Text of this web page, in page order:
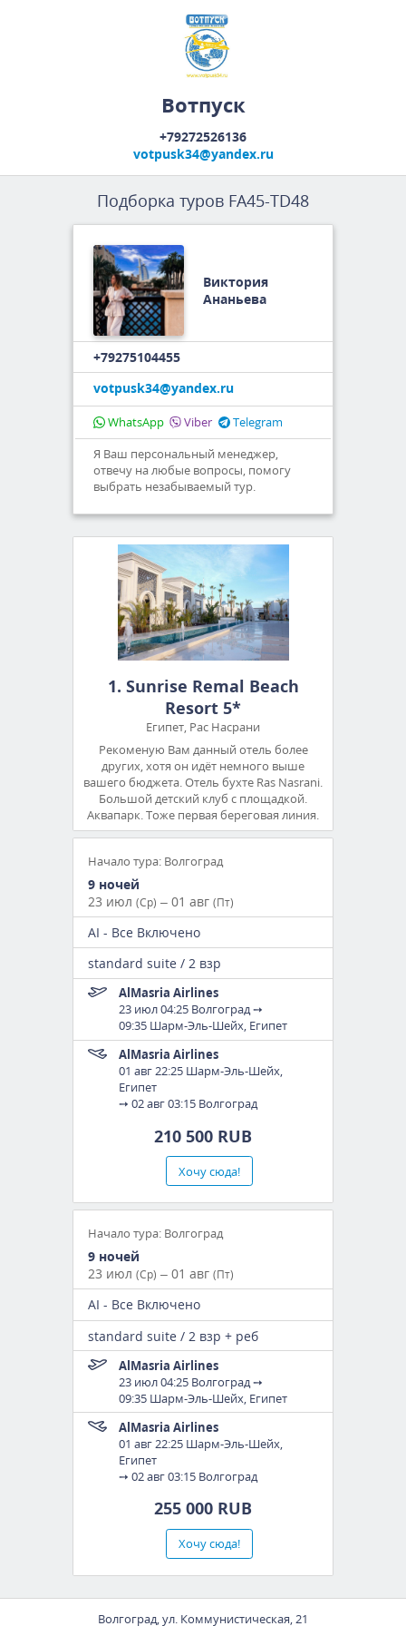
Вотпуск
+79272526136
votpusk34@yandex.ru
Подборка туров FA45-TD48
Виктория
Ананьева
+79275104455
votpusk34@yandex.ru
WhatsApp Viber
Telegram
Я Ваш персональный менеджер,
отвечу на любые вопросы, помогу
выбрать незабываемый тур.
1. Sunrise Remal Beach
Resort 5*
Египет, Рас Насрани
Рекоменую Вам данный отель более
других, хотя он идёт немного выше
вашего бюджета. Отель бухте Ras Nasrani.
Большой детский клуб с площадкой.
Аквапарк. Тоже первая береговая линия.
Начало тура: Волгоград
9 ночей
23 июл (Ср) – 01 авг (Пт)
AI - Все Включено
standard suite / 2 взр
AlMasria Airlines
23 июл04:25 Волгоград➙
09:35 Шарм-Эль-Шейх, Египет
AlMasria Airlines
01 авг 22:25 Шарм-Эль-Шейх,
Египет
➙ 02 авг 03:15 Волгоград
210 500 RUB
Хочу сюда!
Начало тура: Волгоград
9 ночей
23 июл (Ср) – 01 авг (Пт)
AI - Все Включено
standard suite / 2 взр + реб
AlMasria Airlines
23 июл04:25 Волгоград➙
09:35 Шарм-Эль-Шейх, Египет
AlMasria Airlines
01 авг 22:25 Шарм-Эль-Шейх,
Египет
➙ 02 авг 03:15 Волгоград
255 000 RUB
Хочу сюда!
Волгоград, ул. Коммунистическая, 21